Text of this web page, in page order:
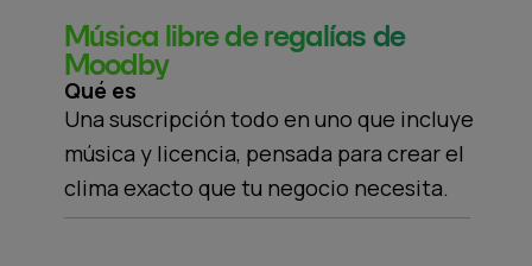
Música libre de regalías de
Moodby
Qué es
Una suscripción todo en uno que incluye
música y licencia, pensada para crear el
clima exacto que tu negocio necesita.